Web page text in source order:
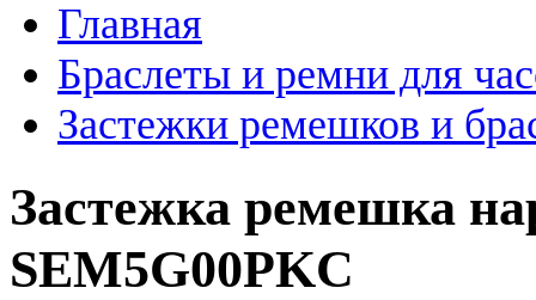
Главная
Браслеты и ремни для
Застежки ремешков и
Застежка ремешка
SEM5G00PKC